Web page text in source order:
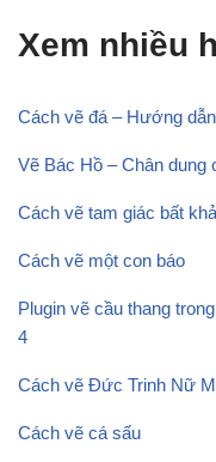
Xem nhiều
Cách vẽ đá – Hướng
Vẽ Bác Hồ – Chân dung
Cách vẽ tam giác bất
Cách vẽ một con báo
Plugin vẽ cầu thang
4
Cách vẽ Đức Trinh Nữ
Cách vẽ cá sấu